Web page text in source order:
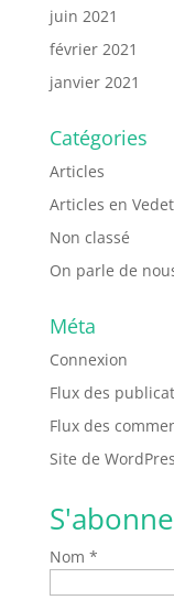
juin 2021
février 2021
janvier 2021
Catégories
Articles
Articles en
Non classé
On parle de
Méta
Connexion
Flux des
Flux des
Site de
Nom *